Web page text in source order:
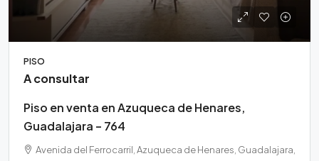
PISO
A consultar
Piso en venta en Azuqueca de Henares,
Guadalajara – 764
Avenida del Ferrocarril, Azuqueca de Henares, Guadalajara,